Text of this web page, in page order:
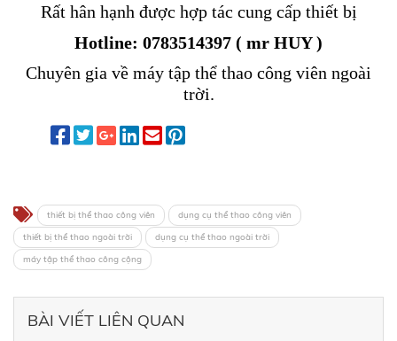
Rất hân hạnh được hợp tác cung cấp thiết bị
Hotline: 0783514397 ( mr HUY )
Chuyên gia về máy tập thể thao công viên ngoài
trời.
thiết bị thể thao công viên
dụng cụ thể thao công viên
thiết bị thể thao ngoài trời
dụng cụ thể thao ngoài trời
máy tập thể thao công cộng
BÀI VIẾT LIÊN QUAN